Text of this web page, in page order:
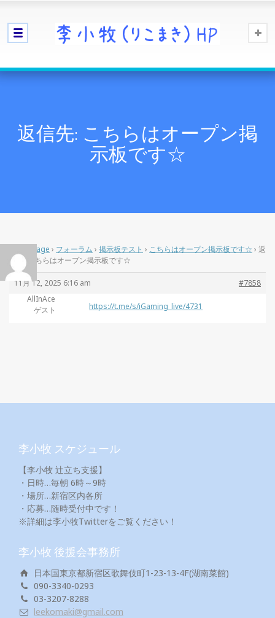
返信先: こちらはオープン掲
示板です☆
Home Page › フォーラム › 掲示板テスト › こちらはオープン掲示板です☆ › 返
信先: こちらはオープン掲示板です☆
11月 12, 2025 6:16 am
#7858
AllInAce
ゲスト
https://t.me/s/iGaming_live/4731
李小牧 スケジュール
【李小牧 辻立ち支援】
・日時…毎朝 6時～9時
・場所…新宿区内各所
・応募…随時受付中です！
※詳細は李小牧Twitterをご覧ください！
李小牧 後援会事務所
日本国東京都新宿区歌舞伎町1-23-13-4F(湖南菜館)
090-3340-0293
03-3207-8288
leekomaki@gmail.com